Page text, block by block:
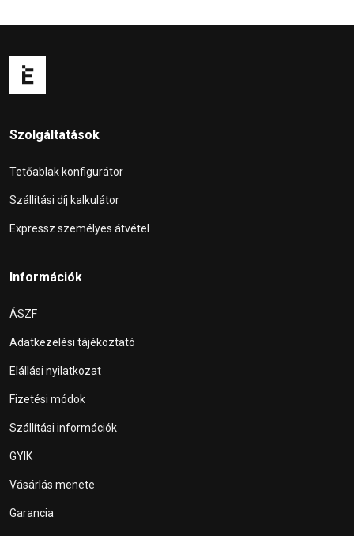
Szolgáltatások
Tetőablak konfigurátor
Szállítási díj kalkulátor
Expressz személyes átvétel
Információk
ÁSZF
Adatkezelési tájékoztató
Elállási nyilatkozat
Fizetési módok
Szállítási információk
GYIK
Vásárlás menete
Garancia